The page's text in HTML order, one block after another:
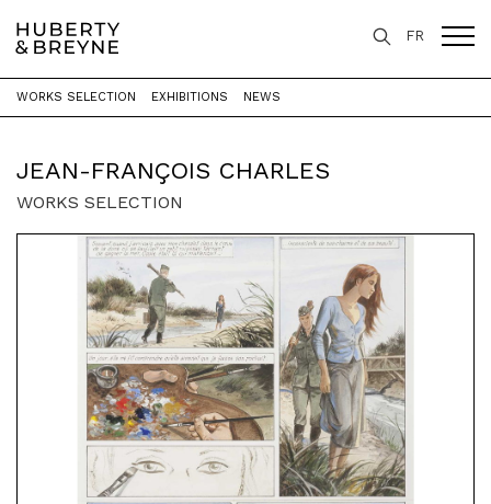
FR
Home > Artists > Jean-François Charles
JEAN-FRANÇOIS CHARLES
WORKS SELECTION EXHIBITIONS NEWS
WORKS SELECTION